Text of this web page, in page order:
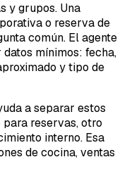
y grupos. Una
o reserva de
común. El agente
mínimos: fecha,
y tipo de
a separar estos
reservas, otro
interno. Esa
de cocina, ventas